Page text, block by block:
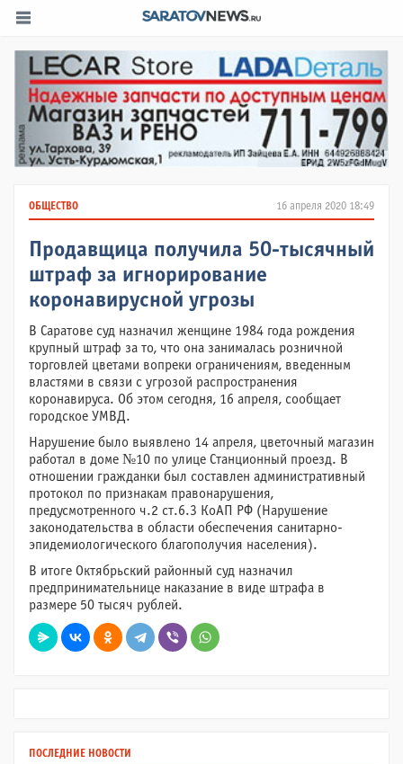
16 апреля 2020 18:49
ОБЩЕСТВО
Продавщица получила 50-тысячный
штраф за игнорирование
коронавирусной угрозы
В Саратове суд назначил женщине 1984 года рождения
крупный штраф за то, что она занималась розничной
торговлей цветами вопреки ограничениям, введенным
властями в связи с угрозой распространения
коронавируса. Об этом сегодня, 16 апреля, сообщает
городское УМВД.
Нарушение было выявлено 14 апреля, цветочный магазин
работал в доме №10 по улице Станционный проезд. В
отношении гражданки был составлен административный
протокол по признакам правонарушения,
предусмотренного ч.2 ст.6.3 КоАП РФ (Нарушение
законодательства в области обеспечения санитарно-
эпидемиологического благополучия населения).
В итоге Октябрьский районный суд назначил
предпринимательнице наказание в виде штрафа в
размере 50 тысяч рублей.
ПОСЛЕДНИЕ НОВОСТИ